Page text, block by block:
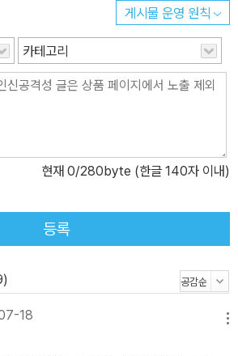
의 수첩』은 내밀한 기록을 통해 반드시 세상
다. 각각 세대도 분야도 다른 저자들이 쓴
읽을 때 더 큰 연결을 이룬다. 이는 가장 개인
되는 회로이니, 구체적인 연결은 책장을 넘
러날 것이다. 2022년 『철학책 독서 모임』으
게시물 운영 원칙
카테고리
현재 0/280byte (한글 140자 이내)
등록
18